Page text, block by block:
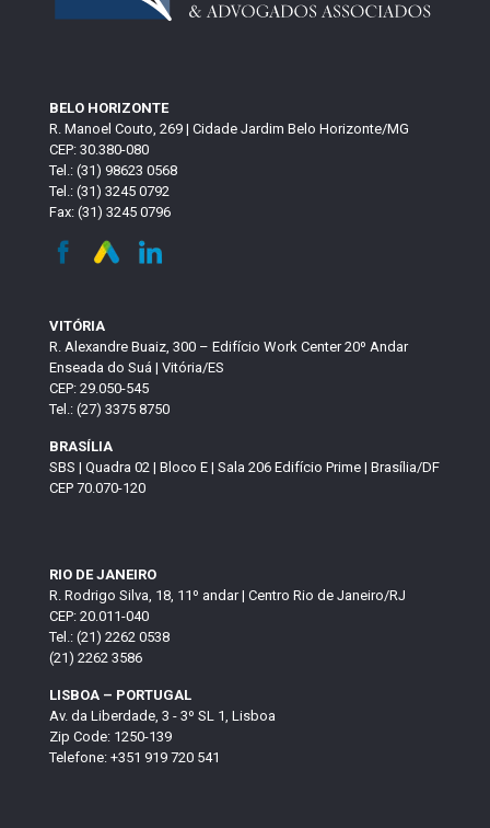
BELO HORIZONTE
R. Manoel Couto, 269 | Cidade Jardim Belo Horizonte/MG
CEP: 30.380-080
Tel.: (31) 98623 0568
Tel.: (31) 3245 0792
Fax: (31) 3245 0796
VITÓRIA
R. Alexandre Buaiz, 300 – Edifício Work Center 20º Andar
Enseada do Suá | Vitória/ES
CEP: 29.050-545
Tel.: (27) 3375 8750
BRASÍLIA
SBS | Quadra 02 | Bloco E | Sala 206 Edifício Prime | Brasília/DF
CEP 70.070-120
RIO DE JANEIRO
R. Rodrigo Silva, 18, 11º andar | Centro Rio de Janeiro/RJ
CEP: 20.011-040
Tel.: (21) 2262 0538
(21) 2262 3586
LISBOA – PORTUGAL
Av. da Liberdade, 3 - 3º SL 1, Lisboa
Zip Code: 1250-139
Telefone: +351 919 720 541